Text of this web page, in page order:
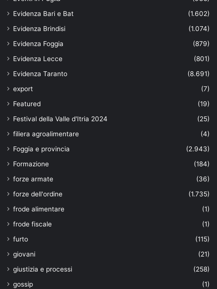
Evidenza Bari e Bat
(1.602)
Evidenza Brindisi
(1.074)
Evidenza Foggia
(879)
Evidenza Lecce
(801)
Evidenza Taranto
(8.691)
export
(7)
Featured
(19)
Festival della Valle d'Itria 2024
(25)
filiera agroalimentare
(4)
Foggia e provincia
(2.943)
Formazione
(184)
forze armate
(36)
forze dell'ordine
(1.735)
frode alimentare
(1)
frode fiscale
(1)
furto
(115)
giovani
(21)
giustizia e processi
(258)
gossip
(1)